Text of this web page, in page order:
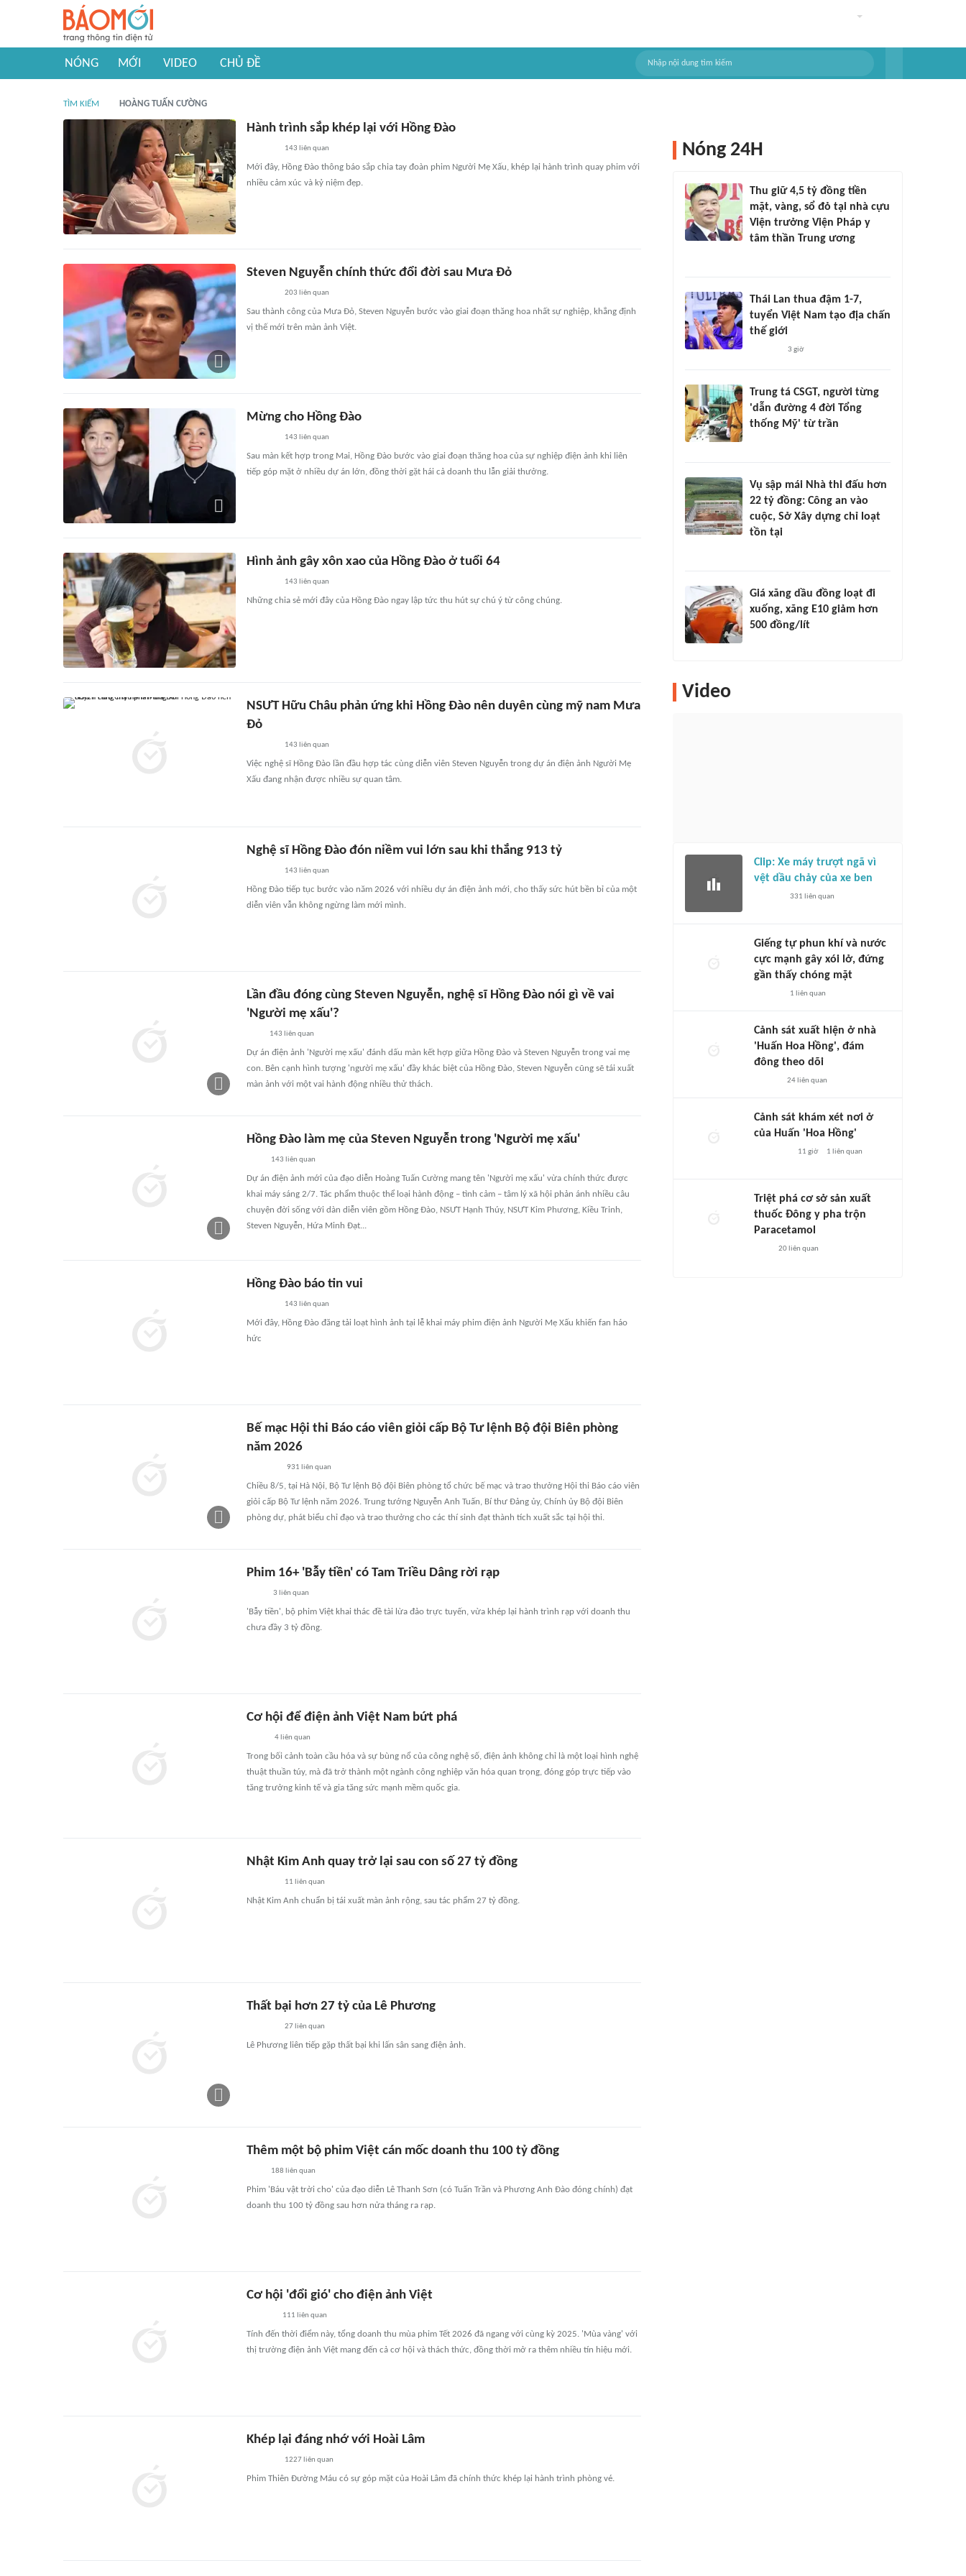
NÓNG MỚI VIDEO CHỦ ĐỀ
TÌM KIẾM HOÀNG TUẤN CƯỜNG
Hành trình sắp khép lại với Hồng Đào
143 liên quan
Mới đây, Hồng Đào thông báo sắp chia tay đoàn phim Người Mẹ Xấu, khép lại hành trình quay phim với
nhiều cảm xúc và kỷ niệm đẹp.
Steven Nguyễn chính thức đổi đời sau Mưa Đỏ
203 liên quan
Sau thành công của Mưa Đỏ, Steven Nguyễn bước vào giai đoạn thăng hoa nhất sự nghiệp, khẳng định
vị thế mới trên màn ảnh Việt.
Mừng cho Hồng Đào
143 liên quan
Sau màn kết hợp trong Mai, Hồng Đào bước vào giai đoạn thăng hoa của sự nghiệp điện ảnh khi liên
tiếp góp mặt ở nhiều dự án lớn, đồng thời gặt hái cả doanh thu lẫn giải thưởng.
Hình ảnh gây xôn xao của Hồng Đào ở tuổi 64
143 liên quan
Những chia sẻ mới đây của Hồng Đào ngay lập tức thu hút sự chú ý từ công chúng.
NSƯT Hữu Châu phản ứng khi Hồng Đào nên duyên cùng mỹ nam Mưa
Đỏ
143 liên quan
Việc nghệ sĩ Hồng Đào lần đầu hợp tác cùng diễn viên Steven Nguyễn trong dự án điện ảnh Người Mẹ
Xấu đang nhận được nhiều sự quan tâm.
Nghệ sĩ Hồng Đào đón niềm vui lớn sau khi thắng 913 tỷ
143 liên quan
Hồng Đào tiếp tục bước vào năm 2026 với nhiều dự án điện ảnh mới, cho thấy sức hút bền bỉ của một
diễn viên vẫn không ngừng làm mới mình.
Lần đầu đóng cùng Steven Nguyễn, nghệ sĩ Hồng Đào nói gì về vai
'Người mẹ xấu'?
143 liên quan
Dự án điện ảnh 'Người mẹ xấu' đánh dấu màn kết hợp giữa Hồng Đào và Steven Nguyễn trong vai mẹ
con. Bên cạnh hình tượng 'người mẹ xấu' đầy khác biệt của Hồng Đào, Steven Nguyễn cũng sẽ tái xuất
màn ảnh với một vai hành động nhiều thử thách.
Hồng Đào làm mẹ của Steven Nguyễn trong 'Người mẹ xấu'
143 liên quan
Dự án điện ảnh mới của đạo diễn Hoàng Tuấn Cường mang tên 'Người mẹ xấu' vừa chính thức được
khai máy sáng 2/7. Tác phẩm thuộc thể loại hành động – tình cảm – tâm lý xã hội phản ánh nhiều câu
chuyện đời sống với dàn diễn viên gồm Hồng Đào, NSƯT Hạnh Thúy, NSƯT Kim Phương, Kiều Trinh,
Steven Nguyễn, Hứa Minh Đạt...
Hồng Đào báo tin vui
143 liên quan
Mới đây, Hồng Đào đăng tải loạt hình ảnh tại lễ khai máy phim điện ảnh Người Mẹ Xấu khiến fan háo
hức
Bế mạc Hội thi Báo cáo viên giỏi cấp Bộ Tư lệnh Bộ đội Biên phòng
năm 2026
931 liên quan
Chiều 8/5, tại Hà Nội, Bộ Tư lệnh Bộ đội Biên phòng tổ chức bế mạc và trao thưởng Hội thi Báo cáo viên
giỏi cấp Bộ Tư lệnh năm 2026. Trung tướng Nguyễn Anh Tuấn, Bí thư Đảng ủy, Chính ủy Bộ đội Biên
phòng dự, phát biểu chỉ đạo và trao thưởng cho các thí sinh đạt thành tích xuất sắc tại hội thi.
Phim 16+ 'Bẫy tiền' có Tam Triều Dâng rời rạp
3 liên quan
'Bẫy tiền', bộ phim Việt khai thác đề tài lừa đảo trực tuyến, vừa khép lại hành trình rạp với doanh thu
chưa đầy 3 tỷ đồng.
Cơ hội để điện ảnh Việt Nam bứt phá
4 liên quan
Trong bối cảnh toàn cầu hóa và sự bùng nổ của công nghệ số, điện ảnh không chỉ là một loại hình nghệ
thuật thuần túy, mà đã trở thành một ngành công nghiệp văn hóa quan trọng, đóng góp trực tiếp vào
tăng trưởng kinh tế và gia tăng sức mạnh mềm quốc gia.
Nhật Kim Anh quay trở lại sau con số 27 tỷ đồng
11 liên quan
Nhật Kim Anh chuẩn bị tái xuất màn ảnh rộng, sau tác phẩm 27 tỷ đồng.
Thất bại hơn 27 tỷ của Lê Phương
27liên quan
Lê Phương liên tiếp gặp thất bại khi lấn sân sang điện ảnh.
Thêm một bộ phim Việt cán mốc doanh thu 100 tỷ đồng
188 liên quan
Phim 'Báu vật trời cho' của đạo diễn Lê Thanh Sơn (có Tuấn Trần và Phương Anh Đào đóng chính) đạt
doanh thu 100 tỷ đồng sau hơn nửa tháng ra rạp.
Cơ hội 'đổi gió' cho điện ảnh Việt
111 liên quan
Tính đến thời điểm này, tổng doanh thu mùa phim Tết 2026 đã ngang với cùng kỳ 2025. 'Mùa vàng' với
thị trường điện ảnh Việt mang đến cả cơ hội và thách thức, đồng thời mở ra thêm nhiều tín hiệu mới.
Khép lại đáng nhớ với Hoài Lâm
1227liên quan
Phim Thiên Đường Máu có sự góp mặt của Hoài Lâm đã chính thức khép lại hành trình phòng vé.
Nóng 24H
Thu giữ 4,5 tỷ đồng tiền
mặt, vàng, sổ đỏ tại nhà cựu
Viện trưởng Viện Pháp y
tâm thần Trung ương
Thái Lan thua đậm 1-7,
tuyển Việt Nam tạo địa chấn
thế giới
3 giờ
Trung tá CSGT, người từng
'dẫn đường 4 đời Tổng
thống Mỹ' từ trần
Vụ sập mái Nhà thi đấu hơn
22 tỷ đồng: Công an vào
cuộc, Sở Xây dựng chỉ loạt
tồn tại
Giá xăng dầu đồng loạt đi
xuống, xăng E10 giảm hơn
500 đồng/lít
Video
Clip: Xe máy trượt ngã vì
vệt dầu chảy của xe ben
331 liên quan
Giếng tự phun khí và nước
cực mạnh gây xói lở, đứng
gần thấy chóng mặt
1 liên quan
Cảnh sát xuất hiện ở nhà
'Huấn Hoa Hồng', đám
đông theo dõi
24liên quan
Cảnh sát khám xét nơi ở
của Huấn 'Hoa Hồng'
11 giờ 1 liên quan
Triệt phá cơ sở sản xuất
thuốc Đông y pha trộn
Paracetamol
20liên quan